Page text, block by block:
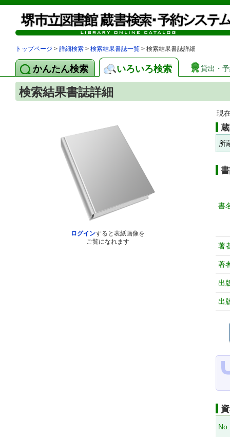
トップページ > 詳細検索 > 検索結果書誌一覧 > 検索結果書誌詳細
かんたん検索 いろいろ検索 貸出・
検索結果書誌詳細
ログインすると表紙画像を
ご覧になれます
現
所
書
著
著
出
出
No.